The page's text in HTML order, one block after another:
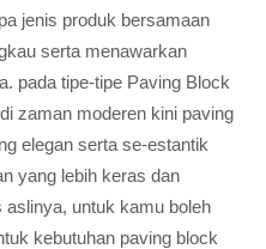
jenis produk bersamaan
serta menawarkan
pada tipe-tipe Paving Block
zaman moderen kini paving
elegan serta se-estantik
yang lebih keras dan
untuk kamu boleh
kebutuhan paving block